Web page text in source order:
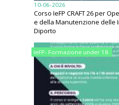
10-06-2026
Corso IeFP CRAFT 26 per
e della Manutenzione delle
Diporto
IeFP- Formazione under 18